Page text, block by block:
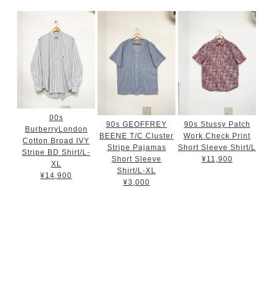
00s
BurberryLondon
Cotton Broad IVY
Stripe BD Shirt/L-
XL
¥14,900
90s GEOFFREY
BEENE T/C Cluster
Stripe Pajamas
Short Sleeve
Shirt/L-XL
¥3,000
90s Stussy Patch
Work Check Print
Short Sleeve Shirt/L
¥11,900